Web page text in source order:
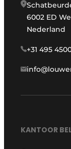
6002 ED
Nederland
+31 495
KANTOOR